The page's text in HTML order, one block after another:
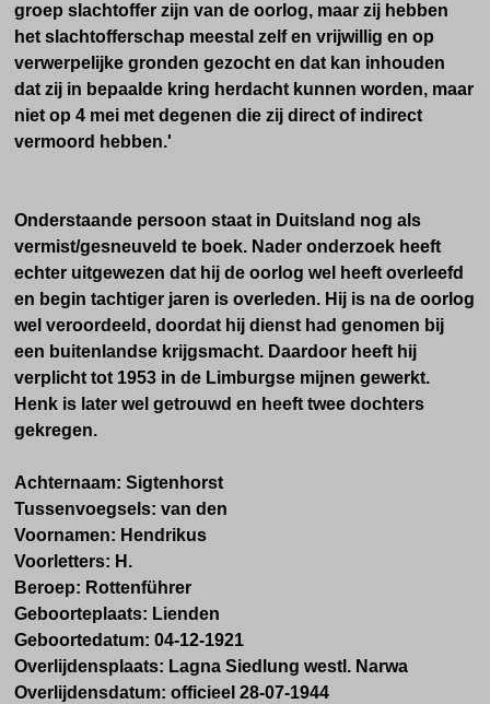
groep slachtoffer zijn van de oorlog, maar zij hebben
het slachtofferschap meestal zelf en vrijwillig en op
verwerpelijke gronden gezocht en dat kan inhouden
dat zij in bepaalde kring herdacht kunnen worden, maar
niet op 4 mei met degenen die zij direct of indirect
vermoord hebben.'
Onderstaande persoon staat in Duitsland nog als
vermist/gesneuveld te boek. Nader onderzoek heeft
echter uitgewezen dat hij de oorlog wel heeft overleefd
en begin tachtiger jaren is overleden. Hij is na de oorlog
wel veroordeeld, doordat hij dienst had genomen bij
een buitenlandse krijgsmacht. Daardoor heeft hij
verplicht tot 1953 in de Limburgse mijnen gewerkt.
Henk is later wel getrouwd en heeft twee dochters
gekregen.
Achternaam: Sigtenhorst
Tussenvoegsels: van den
Voornamen: Hendrikus
Voorletters: H.
Beroep: Rottenführer
Geboorteplaats: Lienden
Geboortedatum: 04-12-1921
Overlijdensplaats: Lagna Siedlung westl. Narwa
Overlijdensdatum: officieel 28-07-1944